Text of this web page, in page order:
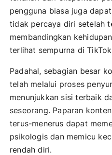
pengguna biasa juga
tidak percaya diri setelah
membandingkan
terlihat sempurna di
Padahal, sebagian besar
telah melalui proses
menunjukkan sisi terbaik
seseorang. Paparan
terus-menerus dapat
psikologis dan memicu
rendah diri.